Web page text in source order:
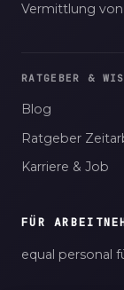
Vermittlung
RATGEBER &
Blog
Ratgeber
Karriere & Job
FÜR
equal personal